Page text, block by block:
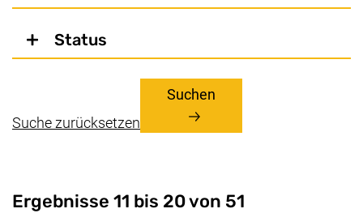
Status
Suche zurücksetzen
Suchen
Ergebnisse 11 bis 20 von 51